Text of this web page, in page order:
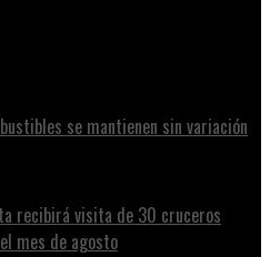
se mantienen sin variación
recibirá visita de 30 cruceros
mes de agosto